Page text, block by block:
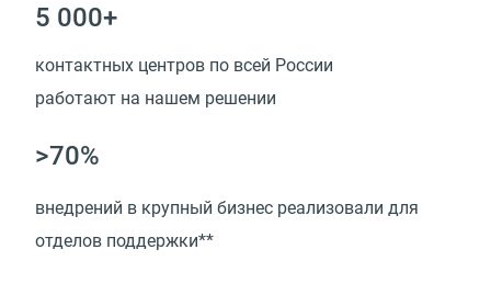
5 000+
контактных центров по всей России
работают на нашем решении
>70%
внедрений в крупный бизнес реализовали для
отделов поддержки**